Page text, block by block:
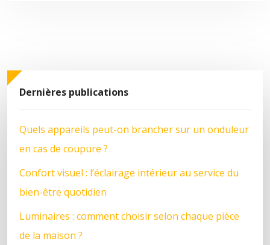
Dernières publications
Quels appareils peut-on brancher sur un onduleur
en cas de coupure ?
Confort visuel : l’éclairage intérieur au service du
bien-être quotidien
Luminaires : comment choisir selon chaque pièce
de la maison ?